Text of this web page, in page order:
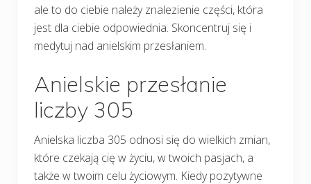
ale to do ciebie należy znalezienie części, która
jest dla ciebie odpowiednia. Skoncentruj się i
medytuj nad anielskim przesłaniem.
Anielskie przesłanie
liczby 305
Anielska liczba 305 odnosi się do wielkich zmian,
które czekają cię w życiu, w twoich pasjach, a
także w twoim celu życiowym. Kiedy pozytywne